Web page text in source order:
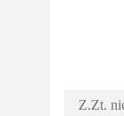
Z.Zt.